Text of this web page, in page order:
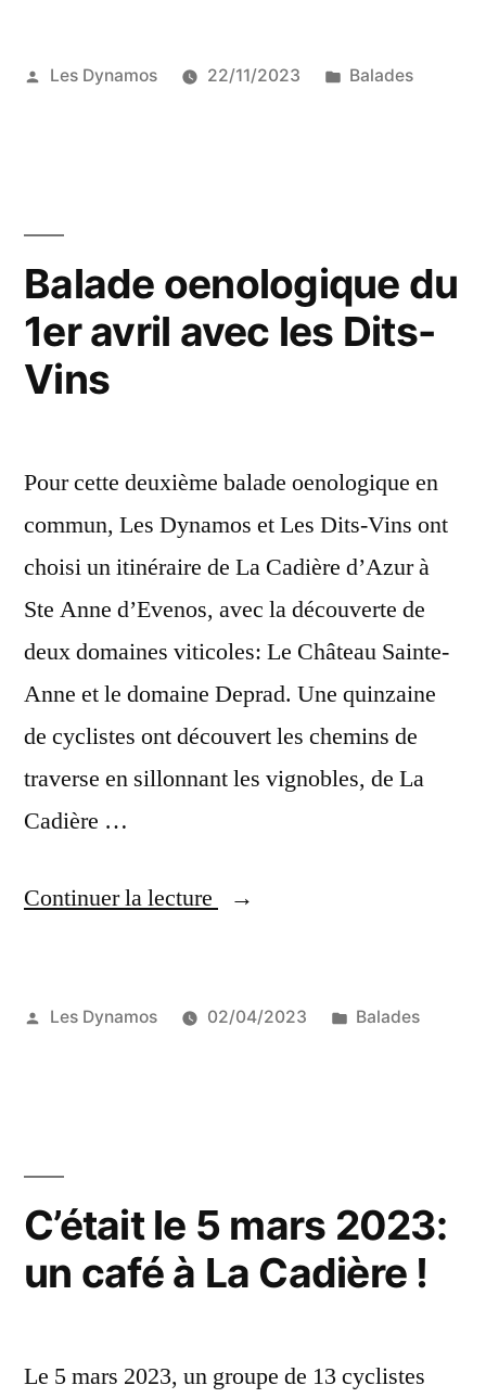
vignoble
-25
Novembre
Publié
Les Dynamos 22/11/2023
Publié
Balades
Balade oenologique du
1er avril avec les Dits-
Vins
Pour cette deuxième balade oenologique en
commun, Les Dynamos et Les Dits-Vins ont
choisi un itinéraire de La Cadière d’Azur à
Ste Anne d’Evenos, avec la découverte de
deux domaines viticoles: Le Château Sainte-
Anne et le domaine Deprad. Une quinzaine
de cyclistes ont découvert les chemins de
traverse en sillonnant les vignobles, de La
Cadière …
Continuer la lecture
« Balade
1er
Vins »
Publié
Les Dynamos 02/04/2023
Publié
Balades
C’était le 5 mars 2023:
un café à La Cadière !
Le 5 mars 2023, un groupe de 13 cyclistes